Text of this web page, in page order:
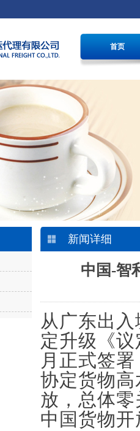
首页
新闻详细
中国-智
从广东出
定升级《
月正式签
协定货物
放，总体
中国货物